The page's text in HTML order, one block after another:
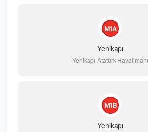
Yenikapı
Yenikapı-Atatürk Havalimanı
Yenikapı